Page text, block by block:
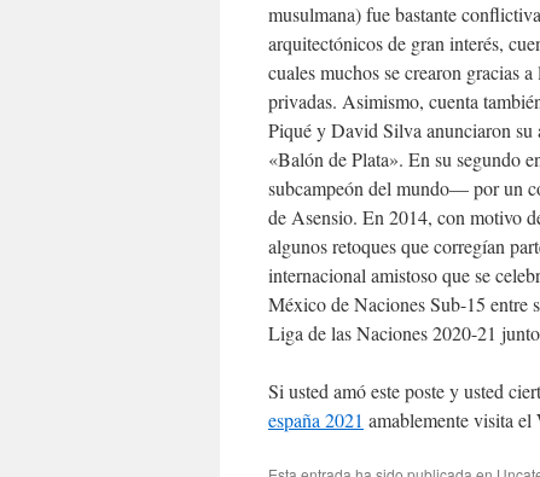
musulmana) fue bastante
arquitectónicos de gran interés,
cuales muchos se crearon gracias
privadas. Asimismo, cuenta
Piqué y David Silva anunciaron su
«Balón de Plata». En su segundo
subcampeón del mundo— por un
de Asensio. En 2014, con motivo
algunos retoques que corregían
internacional amistoso que se
México de Naciones Sub-15 entre
Liga de las Naciones 2020-21
Si usted amó este poste y usted
españa 2021 amablemente visita el